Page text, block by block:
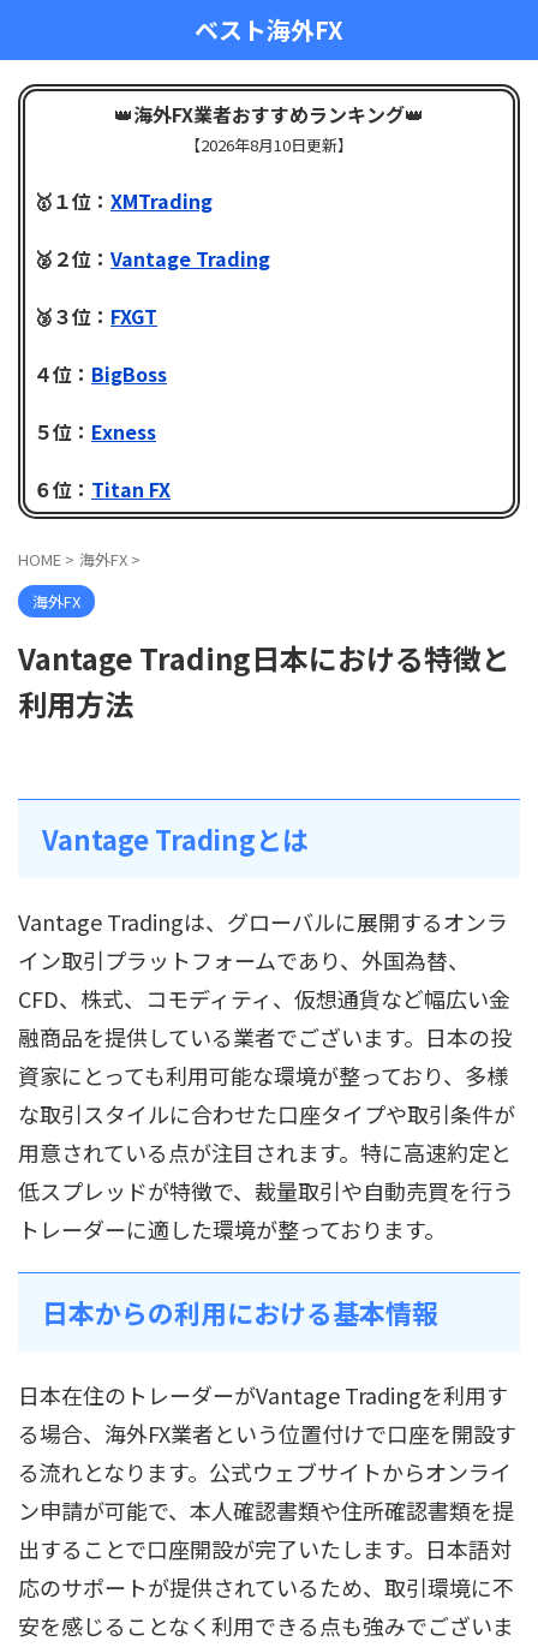
ベスト海外FX
👑海外FX業者おすすめランキング👑
【2026年8月10日更新】
🥇１位： XMTrading
🥈２位： Vantage Trading
🥉３位： FXGT
４位： BigBoss
５位： Exness
６位： Titan FX
HOME > 海外FX >
海外FX
Vantage Trading日本における特徴と
利用方法
Vantage Tradingとは
Vantage Tradingは、グローバルに展開するオンラ
イン取引プラットフォームであり、外国為替、
CFD、株式、コモディティ、仮想通貨など幅広い金
融商品を提供している業者でございます。日本の投
資家にとっても利用可能な環境が整っており、多様
な取引スタイルに合わせた口座タイプや取引条件が
用意されている点が注目されます。特に高速約定と
低スプレッドが特徴で、裁量取引や自動売買を行う
トレーダーに適した環境が整っております。
日本からの利用における基本情報
日本在住のトレーダーがVantage Tradingを利用す
る場合、海外FX業者という位置付けで口座を開設す
る流れとなります。公式ウェブサイトからオンライ
ン申請が可能で、本人確認書類や住所確認書類を提
出することで口座開設が完了いたします。日本語対
応のサポートが提供されているため、取引環境に不
安を感じることなく利用できる点も強みでございま